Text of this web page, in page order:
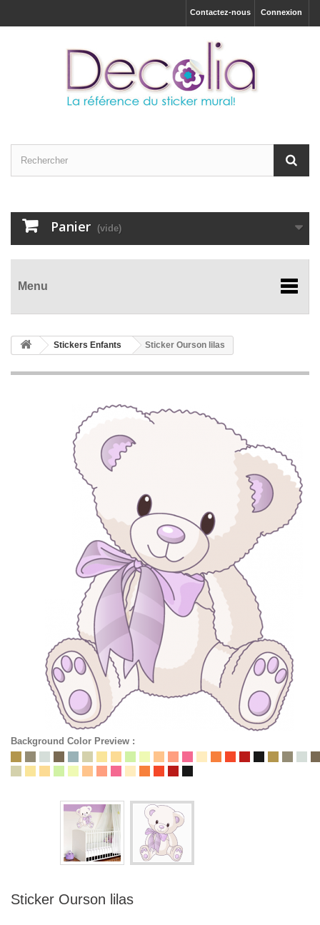
Connexion
Contactez-nous
Panier (vide)
Menu
Stickers Enfants Sticker Ourson lilas
Background Color Preview :
Sticker Ourson lilas